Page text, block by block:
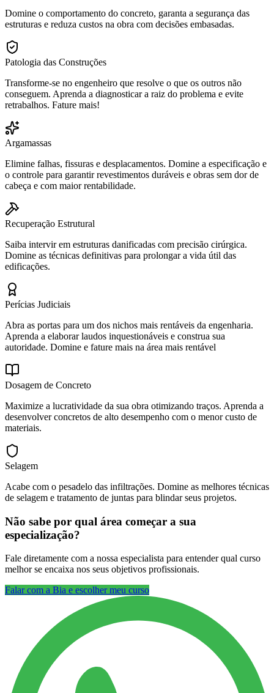
Domine o comportamento do concreto, garanta a segurança das
estruturas e reduza custos na obra com decisões embasadas.
Patologia das Construções
Transforme-se no engenheiro que resolve o que os outros não
conseguem. Aprenda a diagnosticar a raiz do problema e evite
retrabalhos. Fature mais!
Argamassas
Elimine falhas, fissuras e desplacamentos. Domine a especificação e
o controle para garantir revestimentos duráveis e obras sem dor de
cabeça e com maior rentabilidade.
Recuperação Estrutural
Saiba intervir em estruturas danificadas com precisão cirúrgica.
Domine as técnicas definitivas para prolongar a vida útil das
edificações.
Perícias Judiciais
Abra as portas para um dos nichos mais rentáveis da engenharia.
Aprenda a elaborar laudos inquestionáveis e construa sua
autoridade. Domine e fature mais na área mais rentável
Dosagem de Concreto
Maximize a lucratividade da sua obra otimizando traços. Aprenda a
desenvolver concretos de alto desempenho com o menor custo de
materiais.
Selagem
Acabe com o pesadelo das infiltrações. Domine as melhores técnicas
de selagem e tratamento de juntas para blindar seus projetos.
Não sabe por qual área começar a sua
especialização?
Fale diretamente com a nossa especialista para entender qual curso
melhor se encaixa nos seus objetivos profissionais.
Falar com a Bia e escolher meu curso